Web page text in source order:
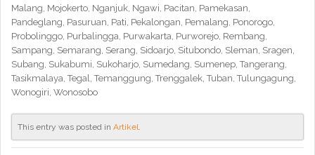
Malang, Mojokerto, Nganjuk, Ngawi, Pacitan, Pamekasan,
Pandeglang, Pasuruan, Pati, Pekalongan, Pemalang, Ponorogo,
Probolinggo, Purbalingga, Purwakarta, Purworejo, Rembang,
Sampang, Semarang, Serang, Sidoarjo, Situbondo, Sleman, Sragen,
Subang, Sukabumi, Sukoharjo, Sumedang, Sumenep, Tangerang,
Tasikmalaya, Tegal, Temanggung, Trenggalek, Tuban, Tulungagung,
Wonogiri, Wonosobo
This entry was posted in Artikel.